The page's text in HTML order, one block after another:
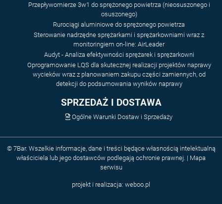
Przepływomierze 3w1 do sprężonego powietrza (nieosuszonego i
osuszonego)
Rurociągi aluminiowe do sprężonego powietrza
Sterowanie nadrzędne sprężarkami i sprężarkowniami wraz z
monitoringiem on-line: AirLeader
Audyt - Analiza efektywności sprężarek i sprężarkowni
Oprogramowanie LQS dla skutecznej realizacji projektów naprawy
wycieków wraz z planowaniem zakupu części zamiennych, od
detekcji do podsumowania wyników naprawy
SPRZEDAŻ I DOSTAWA
Ogólne Warunki Dostaw i Sprzedaży
© 7Bar. Wszelkie informacje, dane i treści będące własnością intelektualną
właściciela lub jego dostawców podlegają ochronie prawnej. | Mapa
serwisu
projekt i realizacja: weboo.pl